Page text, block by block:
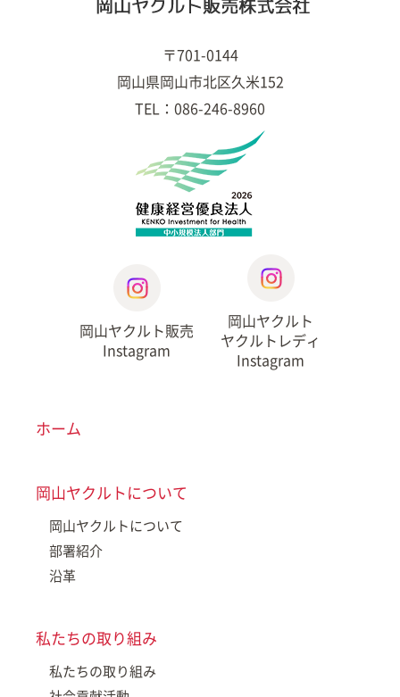
〒701-0144
岡山県岡山市北区久米152
TEL：086-246-8960
岡山ヤクルト販売
Instagram
岡山ヤクルト
ヤクルトレディ
Instagram
ホーム
岡山ヤクルトについて
岡山ヤクルトについて
部署紹介
沿革
私たちの取り組み
私たちの取り組み